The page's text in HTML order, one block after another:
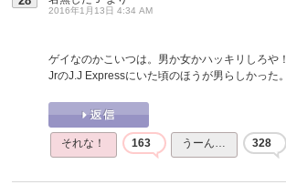
2016年1月13日 4:34 AM
ゲイなのかこいつは。男か女かハッキリしろや！
JrのJ.J Expressにいた頃のほうが男らしかった。
それな！ 163 うーん… 328